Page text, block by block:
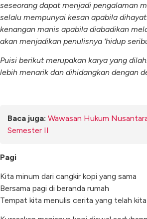
seseorang dapat menjadi pengalaman
selalu mempunyai kesan apabila
kenangan manis apabila diabadikan
akan menjadikan penulisnya ‘hidup
Puisi berikut merupakan karya yang
lebih menarik dan dihidangkan dengan
Baca juga: Wawasan Hukum
Semester II
Pagi
Kita minum dari cangkir kopi yang sama
Bersama pagi di beranda rumah
Tempat kita menulis cerita yang telah